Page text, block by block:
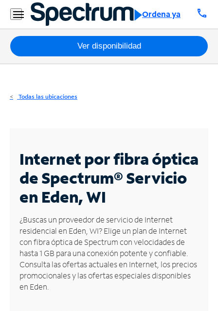
Ordena ya call
Residencial
Business
Paquetes
Internet
Business
Contáctanos
Inglés
Administrar
cuenta
Encuentra
una
tienda
Ver disponibilidad
Todas las ubicaciones
Internet por fibra óptica
de Spectrum®Servicio
en Eden, WI
¿Buscas un proveedor de servicio de Internet
residencial en Eden, WI? Elige un plan de Internet
con fibra óptica de Spectrum con velocidades de
hasta 1 GB para una conexión potente y confiable.
Consulta las ofertas actuales en Internet, los precios
promocionales y las ofertas especiales disponibles
en Eden.